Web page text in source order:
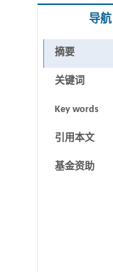
导航
摘要
关键词
Key words
引用本文
基金资助